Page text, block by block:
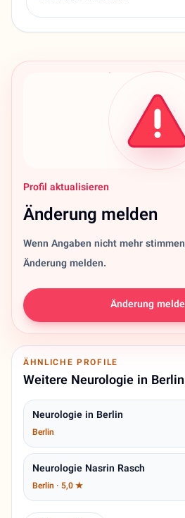
Profil aktualisieren
Änderung melden
Wenn Angaben nicht mehr
Änderung melden.
Änderung
ÄHNLICHE PROFILE
Weitere Neurologie in Berlin
Neurologie in Berlin
Berlin
Neurologie Nasrin Rasch
Berlin · 5,0 ★